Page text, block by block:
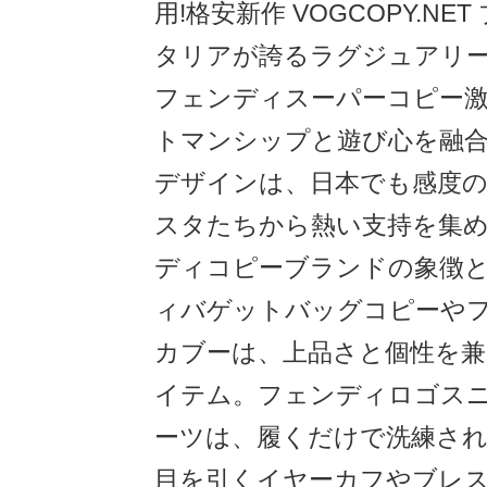
用!格安新作
タリアが誇るラグジュアリ
フェンディスーパーコピー
トマンシップと遊び心を融
デザインは、日本でも感度
スタたちから熱い支持を集
ディコピーブランドの象徴
ィバゲットバッグコピーや
カブーは、上品さと個性を
イテム。フェンディロゴス
ーツは、履くだけで洗練さ
目を引くイヤーカフやブレ